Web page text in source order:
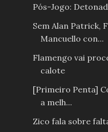
Pós-Jogo:
Sem Alan Patrick,
Mancuello con...
Flamengo vai
calote
[Primeiro Penta]
a melh...
Zico fala sobre